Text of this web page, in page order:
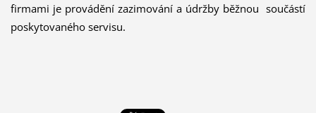
firmami je provádění zazimování a údržby běžnou součástí
poskytovaného servisu.